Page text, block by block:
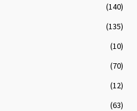
(140)
(135)
(10)
(70)
(12)
(63)